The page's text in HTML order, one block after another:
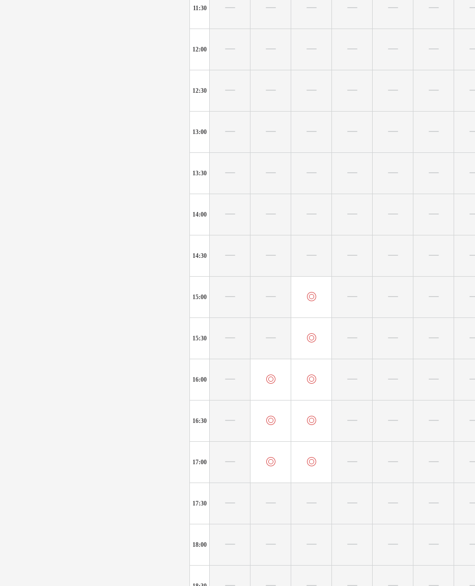
11:30
12:00
12:30
13:00
13:30
14:00
14:30
15:00
15:30
16:00
16:30
17:00
17:30
18:00